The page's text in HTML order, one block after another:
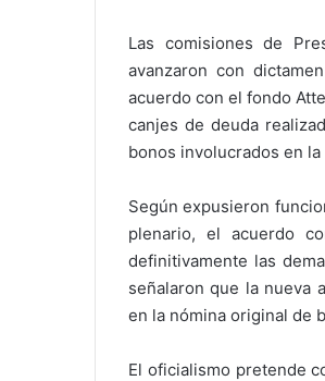
Las comisiones de
avanzaron con
acuerdo con el fondo
canjes de deuda
bonos involucrados en
Según expusieron
plenario, el acuerdo
definitivamente las
señalaron que la nueva
en la nómina original de
El oficialismo pretende